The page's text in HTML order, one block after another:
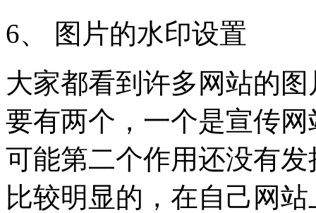
6、 图片的水印设置
大家都看到许多网站的
要有两个，一个是宣传
可能第二个作用还没有
比较明显的，在自己网